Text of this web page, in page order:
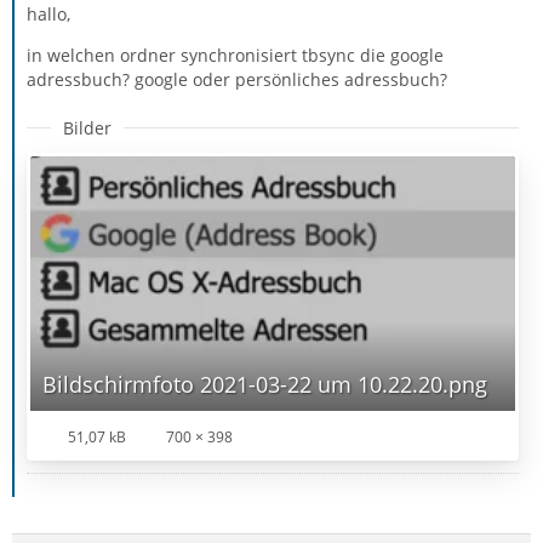
hallo,
in welchen ordner synchronisiert tbsync die google
adressbuch? google oder persönliches adressbuch?
Bilder
Bildschirmfoto 2021-03-22 um 10.22.20.png
51,07 kB 700 × 398